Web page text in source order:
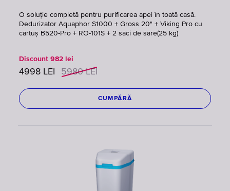
O soluție completă pentru purificarea apei în toată casă.
Dedurizator Aquaphor S1000 + Gross 20" + Viking Pro cu
cartuș B520-Pro + RO-101S + 2 saci de sare(25 kg)
Discount 982 lei
4998 LEI 5980 LEI
CUMPĂRĂ